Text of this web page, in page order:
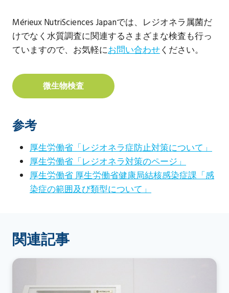
Mérieux NutriSciences Japanでは、レジオネラ属菌だ
けでなく水質調査に関連するさまざまな検査も行っ
ていますので、お気軽にお問い合わせください。
微生物検査
参考
厚生労働省「レジオネラ症防止対策について」
厚生労働省「レジオネラ対策のページ」
厚生労働省 厚生労働省健康局結核感染症課「感
染症の範囲及び類型について」
関連記事